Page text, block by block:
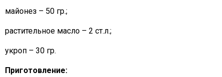
майонез – 50 гр.;
растительное масло – 2 ст.л.;
укроп – 30 гр.
Приготовление: